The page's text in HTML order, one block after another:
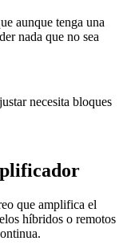
aunque tenga una
nada que no sea
necesita bloques
que amplifica el
híbridos o remotos